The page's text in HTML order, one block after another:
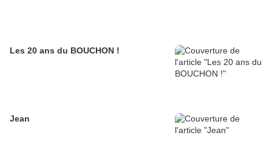
Les 20 ans du BOUCHON !
Jean